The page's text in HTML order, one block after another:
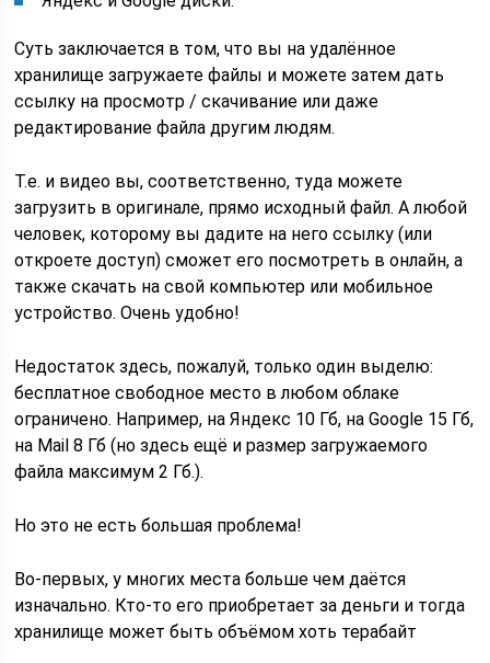
Суть заключается в том, что вы на удалённое
хранилище загружаете файлы и можете затем дать
ссылку на просмотр / скачивание или даже
редактирование файла другим людям.
Т.е. и видео вы, соответственно, туда можете
загрузить в оригинале, прямо исходный файл. А любой
человек, которому вы дадите на него ссылку (или
откроете доступ) сможет его посмотреть в онлайн, а
также скачать на свой компьютер или мобильное
устройство. Очень удобно!
Недостаток здесь, пожалуй, только один выделю:
бесплатное свободное место в любом облаке
ограничено. Например, на Яндекс 10 Гб, на Google 15 Гб,
на Mail 8 Гб (но здесь ещё и размер загружаемого
файла максимум 2 Гб.).
Но это не есть большая проблема!
Во-первых, у многих места больше чем даётся
изначально. Кто-то его приобретает за деньги и тогда
хранилище может быть объёмом хоть терабайт